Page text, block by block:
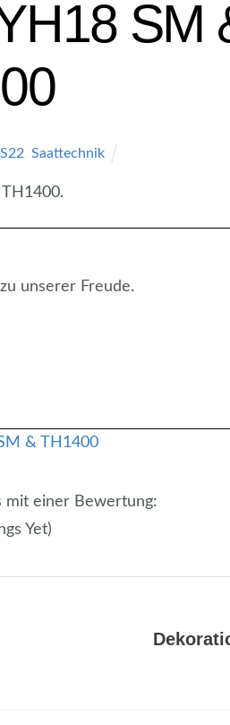
SM
,Saattechnik
unserer Freude.
mit einer Bewertung:
Yet)